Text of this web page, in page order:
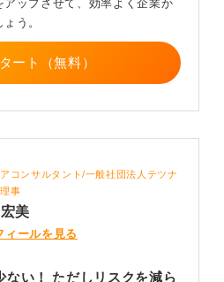
業があるのであれば、たとえ内
としても挑戦する学生もいま
い意志と企業への誠実な対応
ップさせて、効率よく企業か
う。
ート（無料）
コンサルタント/一般社団法人テツナ
事
美
ィールを見る
ない！ ただしリスクを減ら